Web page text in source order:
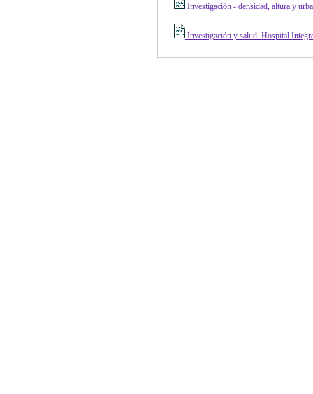
Investigación - densidad, altura y
Investigación y salud. Hospital